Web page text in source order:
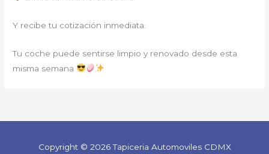
Y recibe tu cotización inmediata.
Tu coche puede sentirse limpio y renovado desde esta
misma semana
Copyright © 2026 Tapiceria Automoviles CDMX